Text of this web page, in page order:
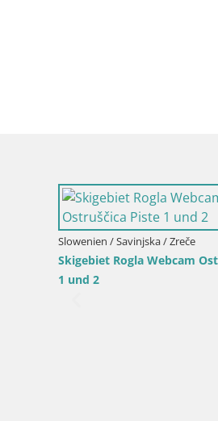
Slowenien / Savinjska / Zreče
Skigebiet Rogla Webcam
1 und 2